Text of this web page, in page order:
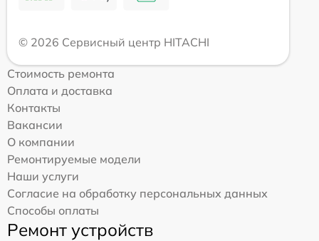
© 2026 Сервисный центр HITACHI
Стоимость ремонта
Оплата и доставка
Контакты
Вакансии
О компании
Ремонтируемые модели
Наши услуги
Согласие на обработку персональных данных
Способы оплаты
Ремонт устройств